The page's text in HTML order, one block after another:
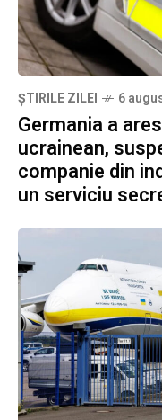
ȘTIRILE ZILEI 6
Germania a
ucrainean,
companie din
un serviciu